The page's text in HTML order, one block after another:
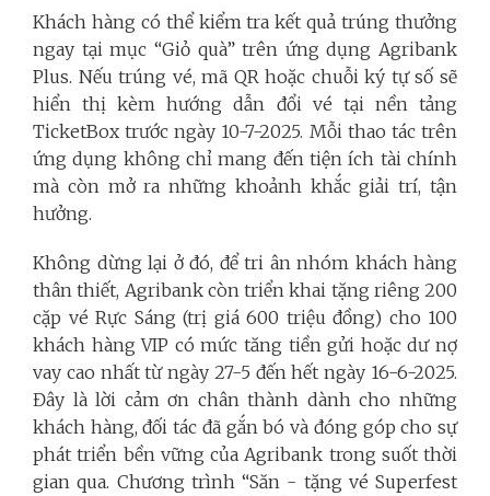
Khách hàng có thể kiểm tra kết quả trúng thưởng
ngay tại mục “Giỏ quà” trên ứng dụng Agribank
Plus. Nếu trúng vé, mã QR hoặc chuỗi ký tự số sẽ
hiển thị kèm hướng dẫn đổi vé tại nền tảng
TicketBox trước ngày 10-7-2025. Mỗi thao tác trên
ứng dụng không chỉ mang đến tiện ích tài chính
mà còn mở ra những khoảnh khắc giải trí, tận
hưởng.
Không dừng lại ở đó, để tri ân nhóm khách hàng
thân thiết, Agribank còn triển khai tặng riêng 200
cặp vé Rực Sáng (trị giá 600 triệu đồng) cho 100
khách hàng VIP có mức tăng tiền gửi hoặc dư nợ
vay cao nhất từ ngày 27-5 đến hết ngày 16-6-2025.
Đây là lời cảm ơn chân thành dành cho những
khách hàng, đối tác đã gắn bó và đóng góp cho sự
phát triển bền vững của Agribank trong suốt thời
gian qua. Chương trình “Săn - tặng vé Superfest